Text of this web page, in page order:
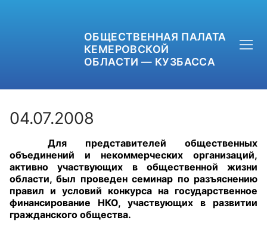
ОБЩЕСТВЕННАЯ ПАЛАТА
КЕМЕРОВСКОЙ
ОБЛАСТИ — КУЗБАССА
+7 (3842) 58-82-40
OPKO42@BK.RU
ОБРАТНАЯ СВЯЗЬ
04.07.2008
Для представителей общественных
объединений и некоммерческих организаций,
активно участвующих в общественной жизни
области, был проведен семинар по разъяснению
правил и условий конкурса на государственное
финансирование НКО, участвующих в развитии
гражданского общества.